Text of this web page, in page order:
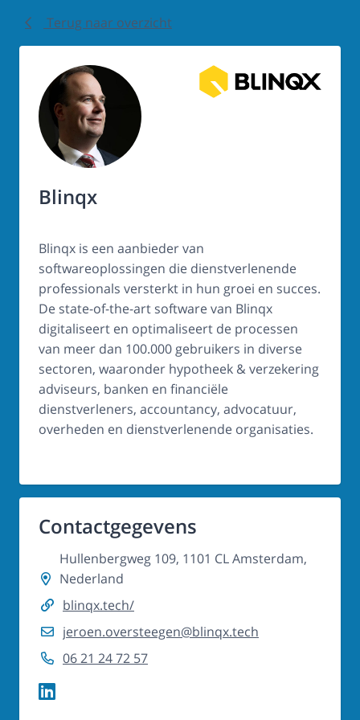
Terug naar overzicht
Blinqx
Blinqx is een aanbieder van
softwareoplossingen die dienstverlenende
professionals versterkt in hun groei en succes.
De state-of-the-art software van Blinqx
digitaliseert en optimaliseert de processen
van meer dan 100.000 gebruikers in diverse
sectoren, waaronder hypotheek & verzekering
adviseurs, banken en financiële
dienstverleners, accountancy, advocatuur,
overheden en dienstverlenende organisaties.
Contactgegevens
Hullenbergweg 109, 1101 CL Amsterdam,
Nederland
blinqx.tech/
jeroen.oversteegen@blinqx.tech
06 21 24 72 57